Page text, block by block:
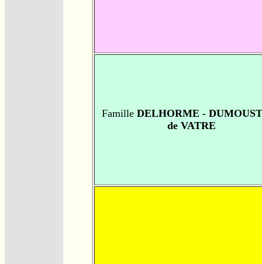
FamilleDELHORME -
de VATRE